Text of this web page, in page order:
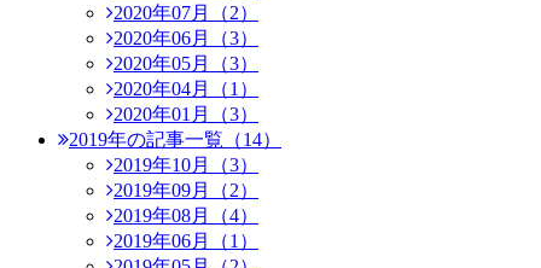
2020年07月（2）
2020年06月（3）
2020年05月（3）
2020年04月（1）
2020年01月（3）
2019年の記事一覧（14）
2019年10月（3）
2019年09月（2）
2019年08月（4）
2019年06月（1）